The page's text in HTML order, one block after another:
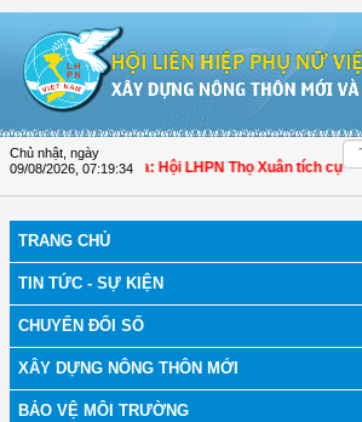
Chủ nhật, ngày
09/08/2026 07:19:35
| Thanh Hóa: Hội LHPN Thọ Xuân tích cực
TRANG CHỦ
TIN TỨC - SỰ KIỆN
CHUYỂN ĐỔI SỐ
XÂY DỰNG NÔNG THÔN MỚI
BẢO VỆ MÔI TRƯỜNG
OK